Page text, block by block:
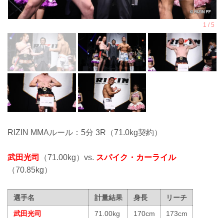
RIZIN MMAルール：5分 3R（71.0kg契約）
武田光司 （71.00kg）vs. スパイク・カーライル
（70.85kg）
選手名 計量結果 身長
リーチ
武田光司
71.00kg 170cm
173cm